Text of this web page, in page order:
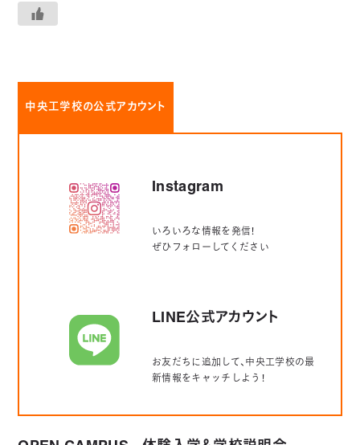
中央工学校の公式アカウント
Instagram
いろいろな情報を発信！
ぜひフォローしてください
LINE公式アカウント
お友だちに追加して、中央工学校の最
新情報をキャッチしよう！